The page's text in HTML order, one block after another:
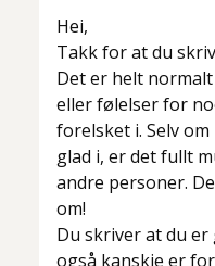
Hei,
Takk for at du
Det er helt
eller følelser for
forelsket i. Selv
glad i, er det fullt
andre personer.
om!
Du skriver at du
også kanskje er